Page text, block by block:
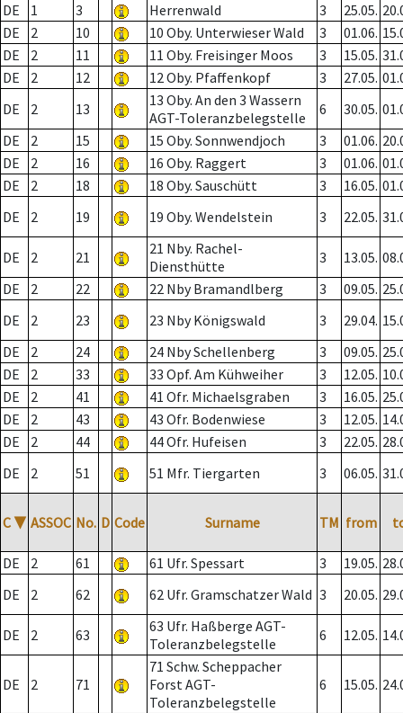
DE
1 3 Herrenwald 3 25.05.
DE
2 10 10 Oby. Unterwieser Wald 3 01.06.
DE
2 11 11 Oby. Freisinger Moos 3 15.05.
DE
2 12 12 Oby. Pfaffenkopf 3 27.05.
DE
2 13
13 Oby. An den 3 Wassern
AGT-Toleranzbelegstelle
6 30.05.
DE
2 15 15 Oby. Sonnwendjoch 3 01.06.
DE
2 16 16 Oby. Raggert 3 01.06.
DE
2 18 18 Oby. Sauschütt 3 16.05.
DE
2 19 19 Oby. Wendelstein 3 22.05.
DE 2 21
21 Nby. Rachel-
Diensthütte
3 13.05.
DE
2 22 22 Nby Bramandlberg 3 09.05.
DE
2 23 23 Nby Königswald 3 29.04.
DE
2 24 24 Nby Schellenberg 3 09.05.
DE
2 33 33 Opf. Am Kühweiher 3 12.05.
DE
2 41 41 Ofr. Michaelsgraben 3 16.05.
DE
2 43 43 Ofr. Bodenwiese 3 12.05.
DE
2 44 44 Ofr. Hufeisen 3 22.05.
DE
2 51 51 Mfr. Tiergarten 3 06.05.
C ▼ ASSOC No. D Code Surname TM from
DE 2 61 61 Ufr. Spessart 3 19.05.
DE
2 62 62 Ufr. Gramschatzer Wald 3 20.05.
DE 2 63
63 Ufr. Haßberge AGT-
Toleranzbelegstelle
6 12.05.
DE 2 71
71 Schw. Scheppacher
Forst AGT-
Toleranzbelegstelle
6 15.05.